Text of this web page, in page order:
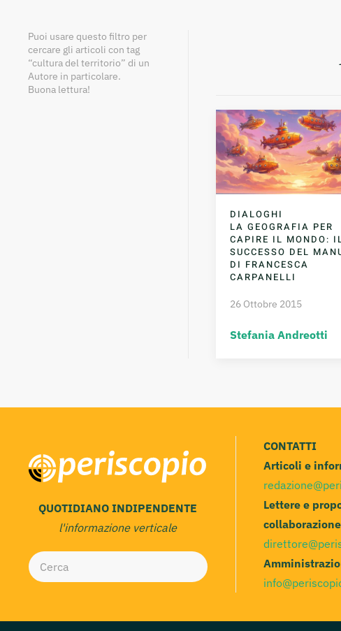
Puoi usare questo filtro per
cercare gli articoli con tag
“cultura del territorio” di un
Autore in particolare.
Buona lettura!
DIALOGHI
LA GEOGRAFIA PER
CAPIRE IL MONDO:
SUCCESSO DEL
DI FRANCESCA
CARPANELLI
26 Ottobre 2015
Stefania Andreotti
QUOTIDIANO INDIPENDENTE
l'informazione verticale
CONTATTI
Articoli e
Lettere e